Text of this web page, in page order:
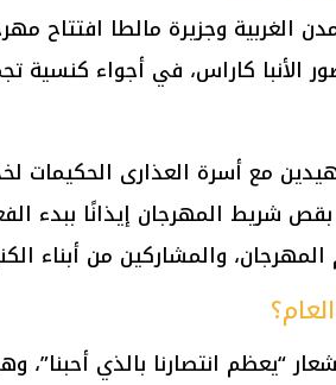
وجزيرة مالطا افتتاح
برعاية وحضور الأنبا كاراس، في أجواء
مع أسرة العذارى الحكيمات
شريط المهرجان إيذانًا ببدء
المهرجان، والمشاركين من أبناء
الكرازة 2026 تحت شعار “يعظم انتصارنا بالذي